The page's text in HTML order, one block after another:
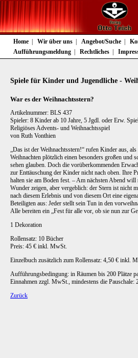
Navigation
überspringen
Home Wir über uns Angebot/Suche
Aufführungsmeldung
Rechtliches
Spiele für Kinder und Jugendliche -
War es der Weihnachtsstern?
Artikelnummer: BLS 437
Spieler: 8 Kinder ab 10 Jahre, 5 Jgdl. oder Erw.
Religiöses Advents- und Weihnachtsspiel
von Ruth Vonthien
„Das ist der Weihnachtsstern!“ rufen Kinder aus,
Weihnachten plötzlich einen besonders großen und
sehen glauben. Doch die vorüberkommenden
zur Enttäuschung der Kinder nicht nach oben. Ihre
halten sie am Boden fest. – Am nächsten Abend will
Wunder zeigen, aber vergeblich: der Stern ist nicht
nach diesem Erlebnis und von diesem Ort eine
Beteiligten aus: Jeder stellt sein Tun in den
Alle bereiten ein „Fest für alle vor, ob sie nun zur
1 Dekoration
Rollensatz: 10 Bücher
Preis: 45 € inkl. MwSt.
Einzelbuch zusätzlich zum Rollensatz: 4,50 € inkl.
Aufführungsbedingung: in Räumen bis 200 Plätze
Einnahmen zzgl. MwSt., mindestens die Pauschale:
Zurück